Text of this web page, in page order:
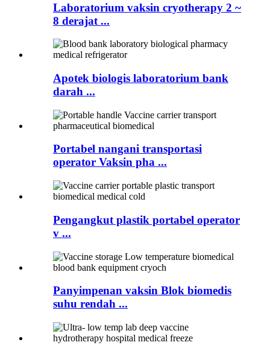
Laboratorium vaksin cryotherapy 2 ~
8 derajat ...
Apotek biologis laboratorium bank
darah ...
Portabel nangani transportasi
operator Vaksin pha ...
Pengangkut plastik portabel operator
v ...
Panyimpenan vaksin Blok biomedis
suhu rendah ...